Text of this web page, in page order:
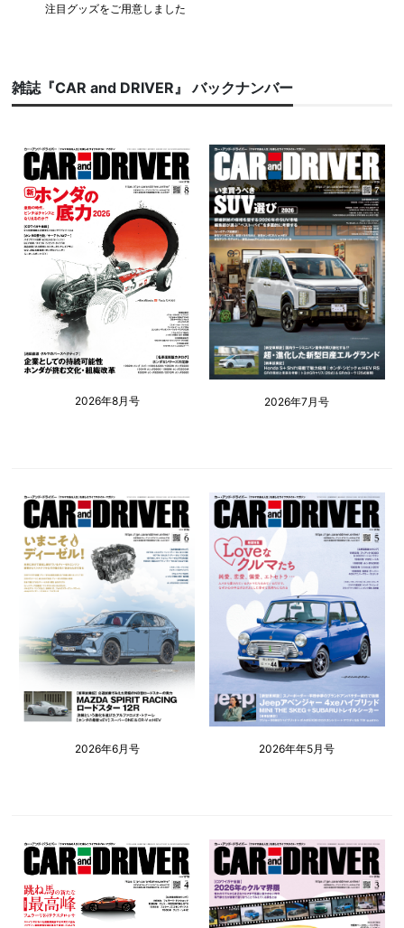
注目グッズをご用意しました
雑誌『CAR and DRIVER』 バックナンバー
2026年8月号 2026年7月号
2026年6月号 2026年年5月号